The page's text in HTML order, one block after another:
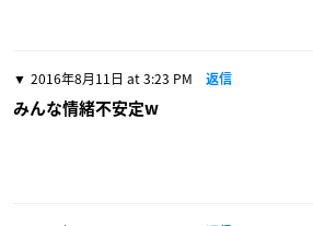
2016年8月11日 at 3:23 PM 返信
みんな情緒不安定w